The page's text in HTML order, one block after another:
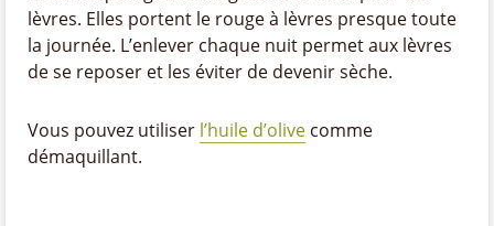
lèvres. Elles portent le rouge à lèvres presque toute
la journée. L’enlever chaque nuit permet aux lèvres
de se reposer et les éviter de devenir sèche.
Vous pouvez utiliser l’huile d’olive comme
démaquillant.